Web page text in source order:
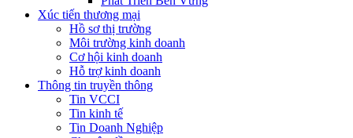
Xúc tiến thương mại
Hồ sơ thị trường
Môi trường kinh doanh
Cơ hội kinh doanh
Hỗ trợ kinh doanh
Thông tin truyền thông
Tin VCCI
Tin kinh tế
Tin Doanh Nghiệp